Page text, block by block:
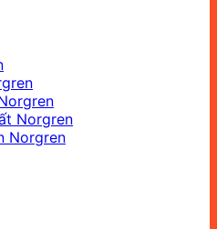
Norgren
Norgren